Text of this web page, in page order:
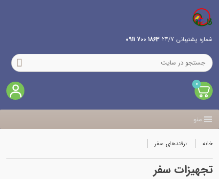
شماره پشتیبانی 24/7 1863 700 0911
0
منو
خانه ترفندهای سفر
تجهیزات سفر